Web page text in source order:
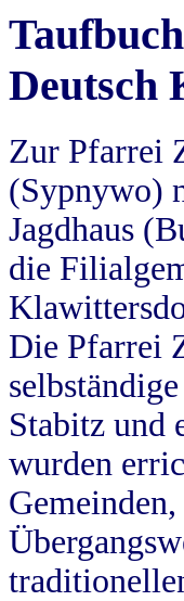
Deutsch
Zur Pfarrei
(Sypnywo)
Jagdhaus
die
Die Pfarrei
Stabitz und
wurden